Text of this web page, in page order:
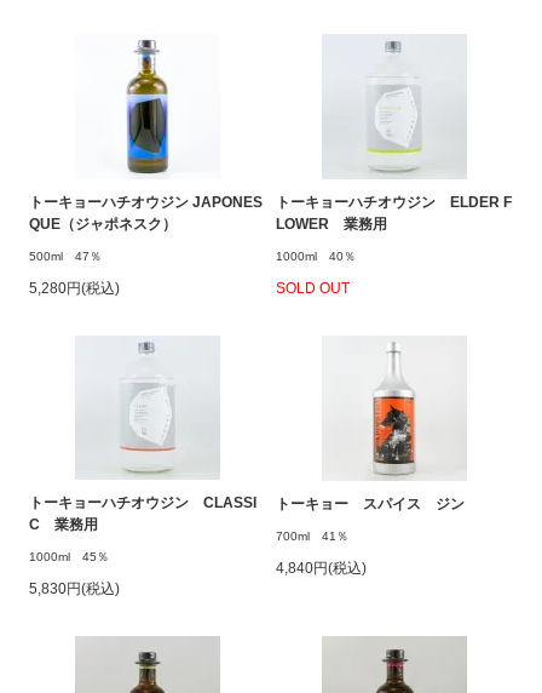
トーキョーハチオウジン JAPONES
QUE（ジャポネスク）
500ml 47％
5,280円(税込)
トーキョーハチオウジン ELDER F
LOWER 業務用
1000ml 40％
SOLD OUT
トーキョーハチオウジン CLASSI
C 業務用
1000ml 45％
5,830円(税込)
トーキョー スパイス ジン
700ml 41％
4,840円(税込)